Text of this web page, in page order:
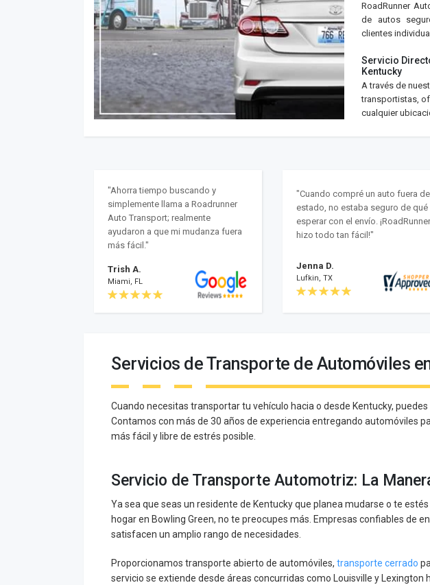
RoadRunner
de autos
clientes
Servicio
Kentucky
A través de
transportistas,
cualquier
"Ahorra tiempo buscando y
simplemente llama a Roadrunner
Auto Transport; realmente
ayudaron a que mi mudanza fuera
más fácil."
Trish A.
Miami, FL
"Cuando compré un auto fuera
estado, no estaba seguro de qué
esperar con el envío. ¡RoadRunner
hizo todo tan fácil!"
Jenna D.
Lufkin, TX
Servicios de Transporte de Automóviles
Cuando necesitas transportar tu vehículo hacia o desde Kentucky,
Contamos con más de 30 años de experiencia entregando automóviles
más fácil y libre de estrés posible.
Servicio de Transporte Automotriz: La
Ya sea que seas un residente de Kentucky que planea mudarse o te
hogar en Bowling Green, no te preocupes más. Empresas confiables de
satisfacen un amplio rango de necesidades.
Proporcionamos transporte abierto de automóviles, transporte cerrado
servicio se extiende desde áreas concurridas como Louisville y